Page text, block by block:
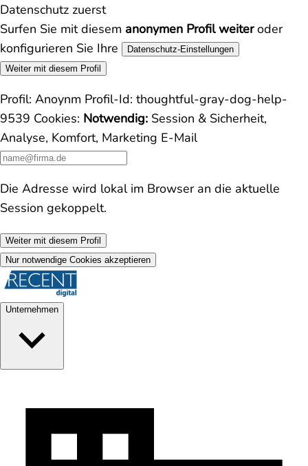
Datenschutz zuerst
Surfen Sie mit diesem anonymen Profil weiteroder
konfigurieren Sie Ihre
Datenschutz-Einstellungen
Weiter mit diesem Profil
Profil: Anoynm Profil-Id: thoughtful-gray-dog-help-
9539 Cookies: Notwendig: Session & Sicherheit,
Analyse, Komfort, Marketing E-Mail
Die Adresse wird lokal im Browser an die aktuelle
Session gekoppelt.
Weiter mit diesem Profil
Nur notwendige Cookies akzeptieren
Unternehmen